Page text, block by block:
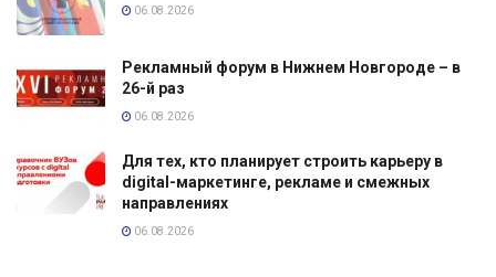
06.08.2026
Рекламный форум в Нижнем Новгороде – в
26-й раз
06.08.2026
Для тех, кто планирует строить карьеру в
digital-маркетинге, рекламе и смежных
направлениях
06.08.2026